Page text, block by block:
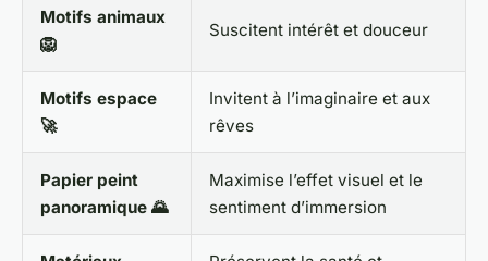
Motifs animaux
🦁
Suscitent intérêt et douceur
Motifs espace
🚀
Invitent à l’imaginaire et aux
rêves
Papier peint
panoramique 🌄
Maximise l’effet visuel et le
sentiment d’immersion